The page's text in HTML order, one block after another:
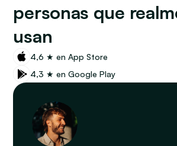
personas que
usan
4,6 ★ en App Store
4,3 ★ en Google Play